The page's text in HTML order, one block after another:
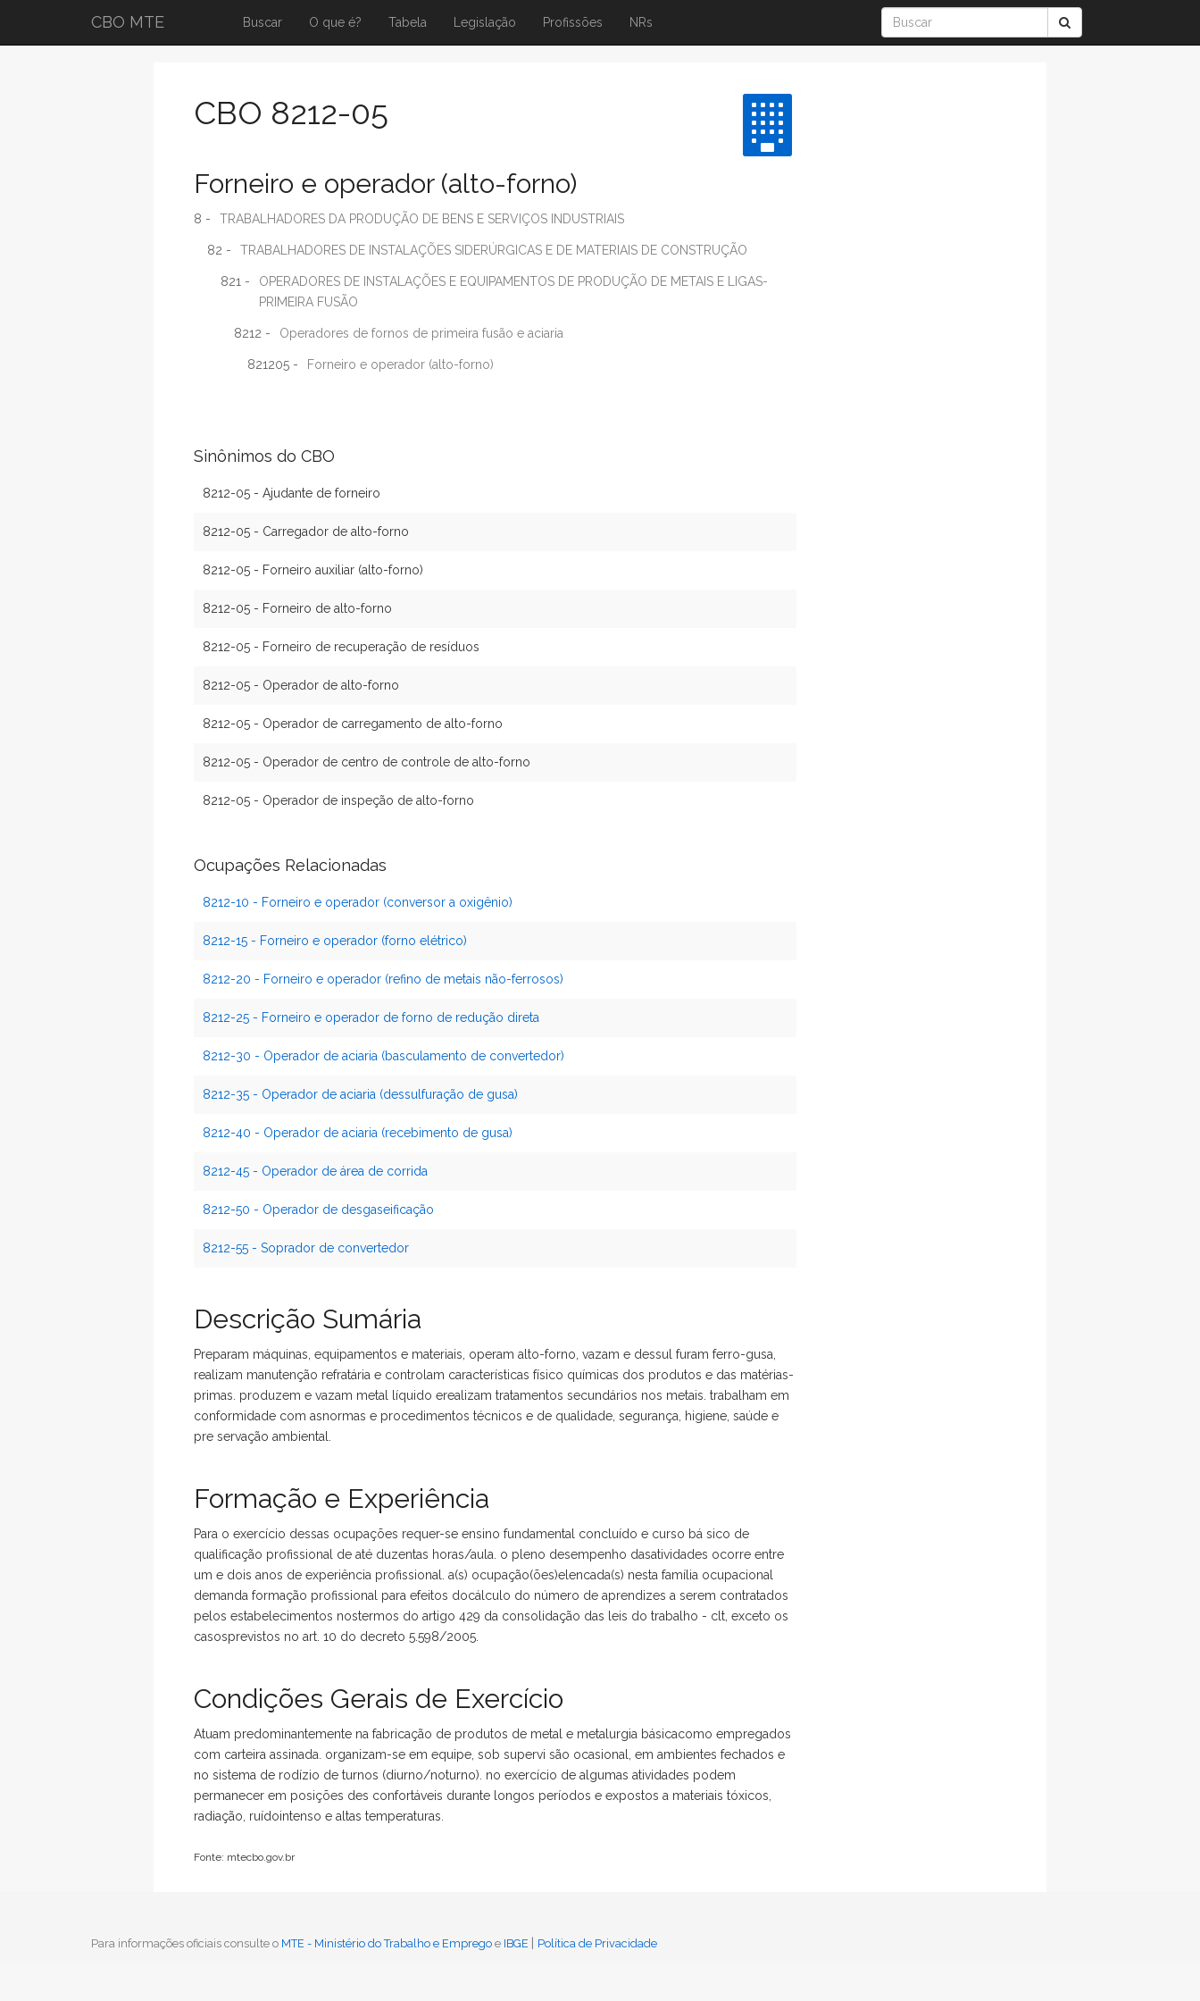
CBO MTE Buscar O que é? Tabela Legislação Profissões NRs
CBO 8212-05
Forneiro e operador (alto-forno)
8 - TRABALHADORES DA PRODUÇÃO DE BENS E SERVIÇOS INDUSTRIAIS
82 - TRABALHADORES DE INSTALAÇÕES SIDERÚRGICAS E DE MATERIAIS DE CONSTRUÇÃO
821 -
OPERADORES DE INSTALAÇÕES E EQUIPAMENTOS DE PRODUÇÃO DE METAIS E LIGAS-
PRIMEIRA FUSÃO
8212 - Operadores de fornos de primeira fusão e aciaria
821205 - Forneiro e operador (alto-forno)
Sinônimos do CBO
8212-05 - Ajudante de forneiro
8212-05 - Carregador de alto-forno
8212-05 - Forneiro auxiliar (alto-forno)
8212-05 - Forneiro de alto-forno
8212-05 - Forneiro de recuperação de resíduos
8212-05 - Operador de alto-forno
8212-05 - Operador de carregamento de alto-forno
8212-05 - Operador de centro de controle de alto-forno
8212-05 - Operador de inspeção de alto-forno
Ocupações Relacionadas
8212-10 - Forneiro e operador (conversor a oxigênio)
8212-15 - Forneiro e operador (forno elétrico)
8212-20 - Forneiro e operador (refino de metais não-ferrosos)
8212-25 - Forneiro e operador de forno de redução direta
8212-30 - Operador de aciaria (basculamento de convertedor)
8212-35 - Operador de aciaria (dessulfuração de gusa)
8212-40 - Operador de aciaria (recebimento de gusa)
8212-45 - Operador de área de corrida
8212-50 - Operador de desgaseificação
8212-55 - Soprador de convertedor
Descrição Sumária
Preparam máquinas, equipamentos e materiais, operam alto-forno, vazam e dessul furam ferro-gusa,
realizam manutenção refratária e controlam características físico químicas dos produtos e das matérias-
primas. produzem e vazam metal líquido erealizam tratamentos secundários nos metais. trabalham em
conformidade com asnormas e procedimentos técnicos e de qualidade, segurança, higiene, saúde e
pre servação ambiental.
Formação e Experiência
Para o exercício dessas ocupações requer-se ensino fundamental concluído e curso bá sico de
qualificação profissional de até duzentas horas/aula. o pleno desempenho dasatividades ocorre entre
um e dois anos de experiência profissional. a(s) ocupação(ões)elencada(s) nesta família ocupacional
demanda formação profissional para efeitos docálculo do número de aprendizes a serem contratados
pelos estabelecimentos nostermos do artigo 429 da consolidação das leis do trabalho - clt, exceto os
casosprevistos no art. 10 do decreto 5.598/2005.
Condições Gerais de Exercício
Atuam predominantemente na fabricação de produtos de metal e metalurgia básicacomo empregados
com carteira assinada. organizam-se em equipe, sob supervi são ocasional, em ambientes fechados e
no sistema de rodízio de turnos (diurno/noturno). no exercício de algumas atividades podem
permanecer em posições des confortáveis durante longos períodos e expostos a materiais tóxicos,
radiação, ruídointenso e altas temperaturas.
Fonte: mtecbo.gov.br
Para informações oficiais consulte o MTE - Ministério do Trabalho e Emprego e IBGE | Política de Privacidade